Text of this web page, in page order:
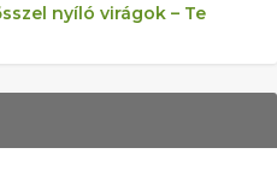
nyíló virágok – Te